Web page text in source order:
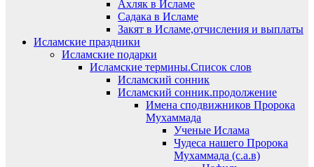
Ахляк в Исламе
Садака в Исламе
Закят в Исламе,отчисления и выплаты
Исламские праздники
Исламские подарки
Исламские термины.Список слов
Исламский сонник
Исламский сонник.продолжение
Имена сподвижников Пророка
Мухаммада
Ученые Ислама
Чудеса нашего Пророка
Мухаммада (с.а.в)